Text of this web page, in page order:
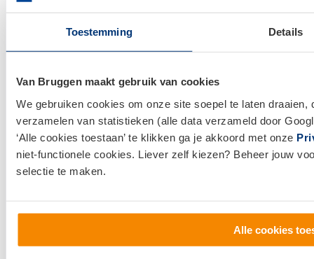
Toestemming Details
Van Bruggen maakt gebruik van cookies
We gebruiken cookies om onze site soepel te laten
verzamelen van statistieken (alle data verzameld door
‘Alle cookies toestaan’ te klikken ga je akkoord met onze
niet-functionele cookies. Liever zelf kiezen? Beheer jouw
selectie te maken.
Alle cookies
Huis verkopen
contact met ons op.
0800 1600
info@vanbruggen.nl